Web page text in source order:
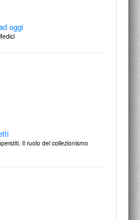
'occasione'
oggi
Il ruolo del collezionismo